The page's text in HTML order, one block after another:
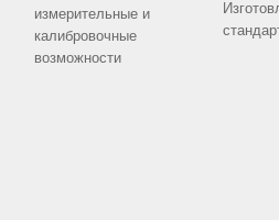
измерительные и
калибровочные
возможности